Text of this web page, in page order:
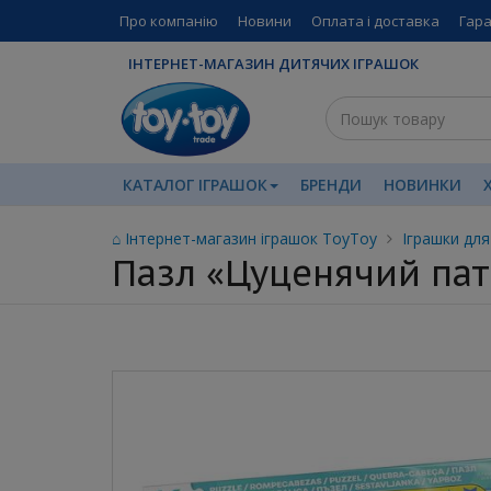
Про компанію Новини Оплата і доставка
ІНТЕРНЕТ-МАГАЗИН ДИТЯЧИХ ІГРАШОК
КАТАЛОГ ІГРАШОК БРЕНДИ НОВИНКИ
⌂ Інтернет-магазин іграшок ToyToy Іграшки
Пазл «Цуценячий